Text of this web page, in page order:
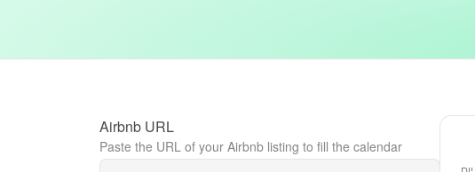
Airbnb URL
Paste the URL of your Airbnb listing to fill the calendar
יום